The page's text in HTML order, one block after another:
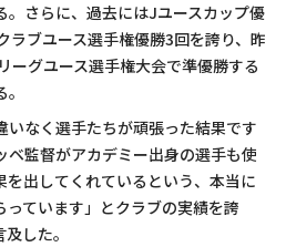
。さらに、過去にはJユースカップ優
ラブユース選手権優勝3回を誇り、昨
ーグユース選手権大会で準優勝する
いなく選手たちが頑張った結果です
ベ監督がアカデミー出身の選手も使
を出してくれているという、本当に
ています」とクラブの実績を誇
した。